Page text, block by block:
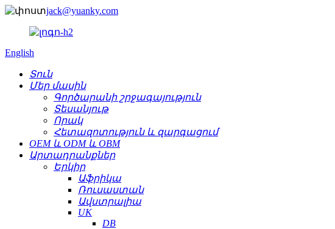
jack@yuanky.com
English
Տուն
Մեր մասին
Գործարանի շրջագայություն
Տեսանյութ
Որակ
Հետազոտություն և զարգացում
OEM և ODM և OBM
Արտադրանքներ
Երկիր
Աֆրիկա
Ռուսաստան
Ավստրալիա
UK
DB